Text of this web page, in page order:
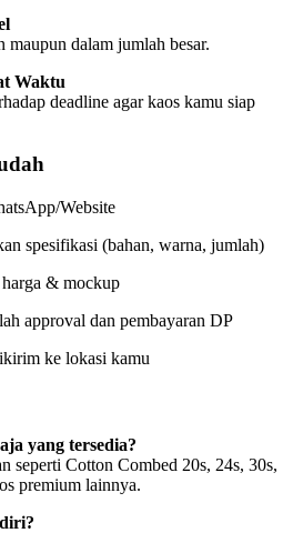
maupun dalam jumlah besar.
Waktu
deadline agar kaos kamu siap
Website
spesifikasi (bahan, warna, jumlah)
& mockup
approval dan pembayaran DP
ke lokasi kamu
yang tersedia?
seperti Cotton Combed 20s, 24s, 30s,
premium lainnya.